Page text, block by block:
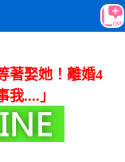
著娶她！離婚4
....」